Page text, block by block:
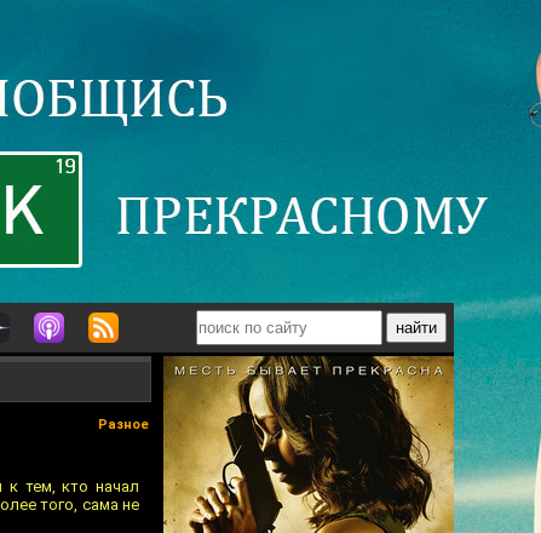
Разное
к тем, кто начал
того, сама не